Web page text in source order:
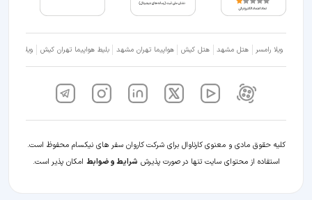
ویلا رامسر هتل مشهد هتل کیش هواپیما تهران مشهد بلیط هواپیما تهران کیش ویلا شمال
کلیه حقوق مادی و معنوی کارناوال برای شرکت کاروان سفر های نیکسام محفوظ است.
استفاده از محتوای سایت تنها در صورت پذیرش شرایط و ضوابط امکان پذیر است.